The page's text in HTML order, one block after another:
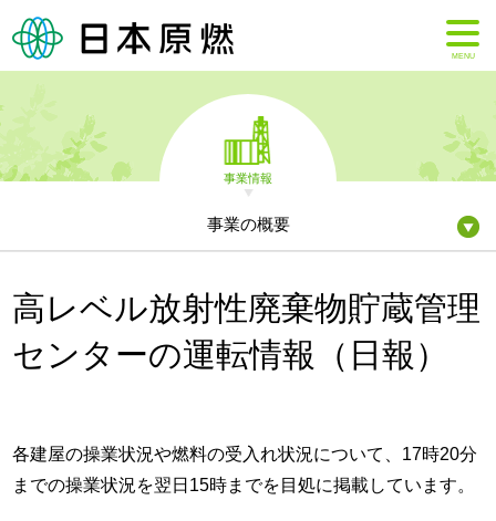
MENU
事業情報
事業の概要
高レベル放射性廃棄物貯蔵管理
センターの運転情報（日報）
各建屋の操業状況や燃料の受入れ状況について、17時20分
までの操業状況を翌日15時までを目処に掲載しています。